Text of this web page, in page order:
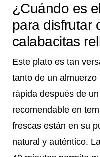
¿Cuándo es
para disfrutar
calabacitas
Este plato es tan
tanto de un
rápida después de
recomendable en
frescas están en su
natural y auténtico.